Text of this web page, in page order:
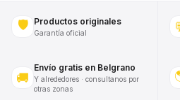
🛡️ Productos originales
Garantía oficial
🚚
Envío gratis en Belgrano
Y alrededores · consultanos por
otras zonas